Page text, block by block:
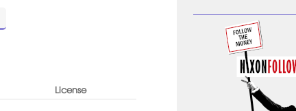
License